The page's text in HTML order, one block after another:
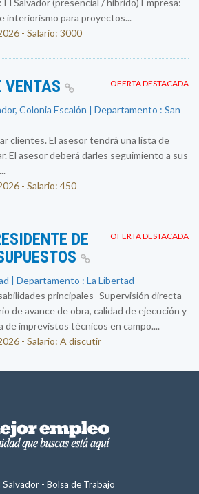
El Salvador (presencial / híbrido) Empresa:
interiorismo para proyectos...
- Salario: 3000
OFERTA DESTACADA
VENTAS
Colonia Escalón | Departamento : San
clientes. El asesor tendrá una lista de
El asesor deberá darles seguimiento a sus
- Salario: 450
OFERTA DESTACADA
DE
| Departamento : La Libertad
principales -Supervisión directa
de avance de obra, calidad de ejecución y
de imprevistos técnicos en campo....
- Salario: A discutir
Salvador - Bolsa de Trabajo